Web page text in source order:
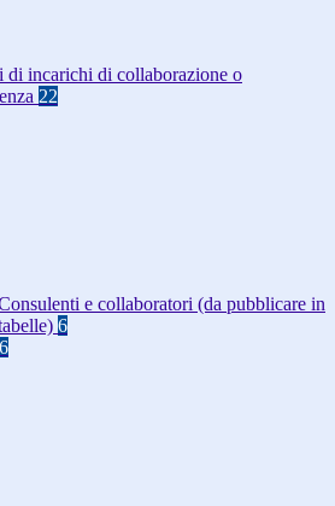
di incarichi di collaborazione o
22
e collaboratori (da pubblicare in
6